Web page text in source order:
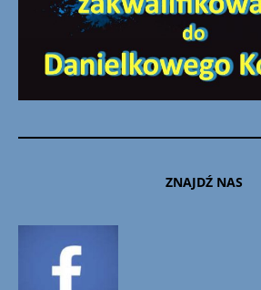
ZNAJDŹ NAS